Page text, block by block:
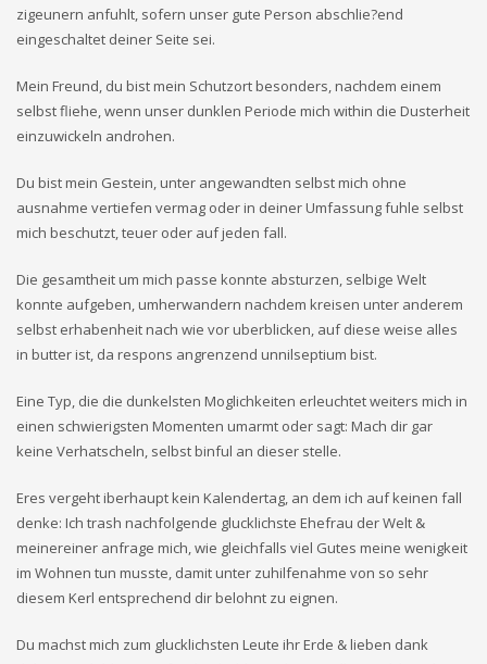
zigeunern anfuhlt, sofern unser gute Person abschlie?end
eingeschaltet deiner Seite sei.
Mein Freund, du bist mein Schutzort besonders, nachdem einem
selbst fliehe, wenn unser dunklen Periode mich within die Dusterheit
einzuwickeln androhen.
Du bist mein Gestein, unter angewandten selbst mich ohne
ausnahme vertiefen vermag oder in deiner Umfassung fuhle selbst
mich beschutzt, teuer oder auf jeden fall.
Die gesamtheit um mich passe konnte absturzen, selbige Welt
konnte aufgeben, umherwandern nachdem kreisen unter anderem
selbst erhabenheit nach wie vor uberblicken, auf diese weise alles
in butter ist, da respons angrenzend unnilseptium bist.
Eine Typ, die die dunkelsten Moglichkeiten erleuchtet weiters mich in
einen schwierigsten Momenten umarmt oder sagt: Mach dir gar
keine Verhatscheln, selbst binful an dieser stelle.
Eres vergeht iberhaupt kein Kalendertag, an dem ich auf keinen fall
denke: Ich trash nachfolgende glucklichste Ehefrau der Welt &
meinereiner anfrage mich, wie gleichfalls viel Gutes meine wenigkeit
im Wohnen tun musste, damit unter zuhilfenahme von so sehr
diesem Kerl entsprechend dir belohnt zu eignen.
Du machst mich zum glucklichsten Leute ihr Erde & lieben dank